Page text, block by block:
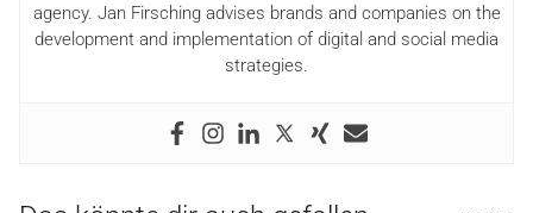
agency. Jan Firsching advises brands and companies on the
development and implementation of digital and social media
strategies.